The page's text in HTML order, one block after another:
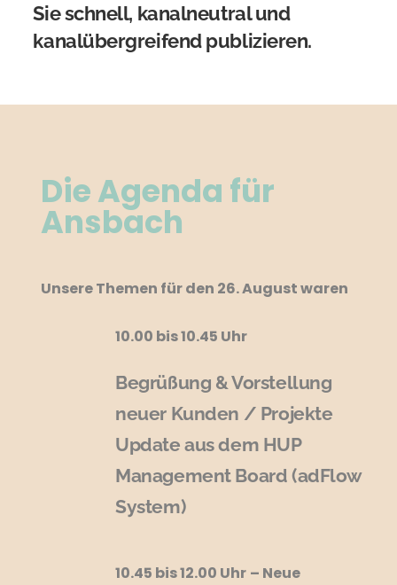
Sie schnell, kanalneutral und
kanalübergreifend publizieren.
Die Agenda für
Ansbach
Unsere Themen für den 26. August waren
10.00 bis 10.45 Uhr
Begrüßung & Vorstellung
neuer Kunden / Projekte
Update aus dem HUP
Management Board (adFlow
System)
10.45 bis 12.00 Uhr – Neue